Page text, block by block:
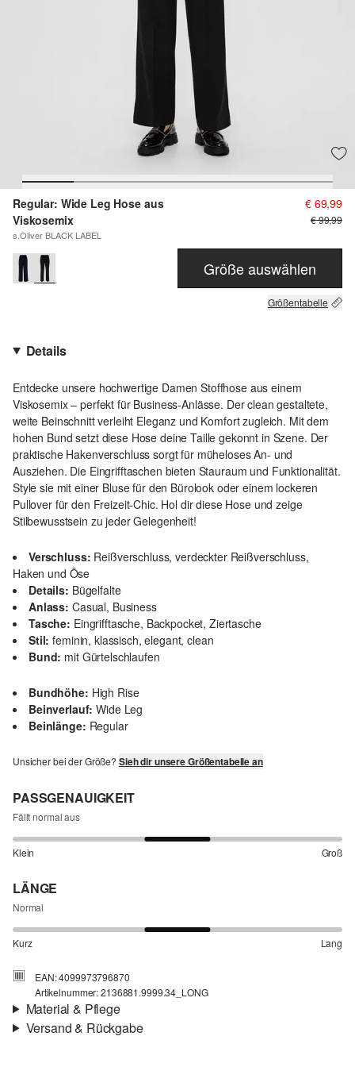
Regular: Wide Leg Hose aus
Viskosemix
s.Oliver BLACK LABEL
€ 69,99
€ 99,99
Größe auswählen
Größentabelle
Details
Entdecke unsere hochwertige Damen Stoffhose aus einem
Viskosemix – perfekt für Business-Anlässe. Der clean gestaltete,
weite Beinschnitt verleiht Eleganz und Komfort zugleich. Mit dem
hohen Bund setzt diese Hose deine Taille gekonnt in Szene. Der
praktische Hakenverschluss sorgt für müheloses An- und
Ausziehen. Die Eingrifftaschen bieten Stauraum und Funktionalität.
Style sie mit einer Bluse für den Bürolook oder einem lockeren
Pullover für den Freizeit-Chic. Hol dir diese Hose und zeige
Stilbewusstsein zu jeder Gelegenheit!
Verschluss: Reißverschluss, verdeckter Reißverschluss,
Haken und Öse
Details: Bügelfalte
Anlass: Casual, Business
Tasche: Eingrifftasche, Backpocket, Ziertasche
Stil: feminin, klassisch, elegant, clean
Bund: mit Gürtelschlaufen
Bundhöhe: High Rise
Beinverlauf: Wide Leg
Beinlänge: Regular
Unsicher bei der Größe? Sieh dir unsere Größentabelle an
PASSGENAUIGKEIT
Fällt normal aus
Klein Groß
LÄNGE
Normal
Kurz Lang
EAN: 4099973796870
Artikelnummer: 2136881.9999.34_LONG
Material & Pflege
Versand & Rückgabe